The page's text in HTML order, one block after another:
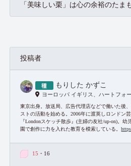
「美味しい栗」は心の余裕のたま
投稿者
もりした かずこ
ヨーロッパ イギリス、ハートフォ
東京出身。放送局、広告代理店などで働いた後
ストの活動を始める。2006年に渡英しロンドン
『Londonスケッチ散歩』(主婦の友社/up-on)。
園で創作に力を入れた教育を模索している。
15 ・16